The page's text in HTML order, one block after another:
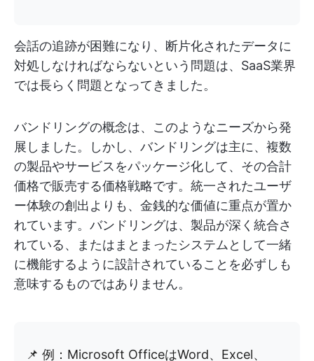
会話の追跡が困難になり、断片化されたデータに
対処しなければならないという問題は、SaaS業界
では長らく問題となってきました。
バンドリングの概念は、このようなニーズから発
展しました。しかし、バンドリングは主に、複数
の製品やサービスをパッケージ化して、その合計
価格で販売する価格戦略です。統一されたユーザ
ー体験の創出よりも、金銭的な価値に重点が置か
れています。バンドリングは、製品が深く統合さ
れている、またはまとまったシステムとして一緒
に機能するように設計されていることを必ずしも
意味するものではありません。
📌 例：Microsoft OfficeはWord、Excel、